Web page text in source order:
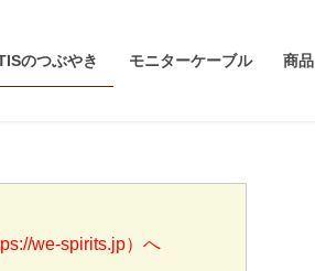
のつぶやき モニターケーブル 商品
we-spirits.jp）へ